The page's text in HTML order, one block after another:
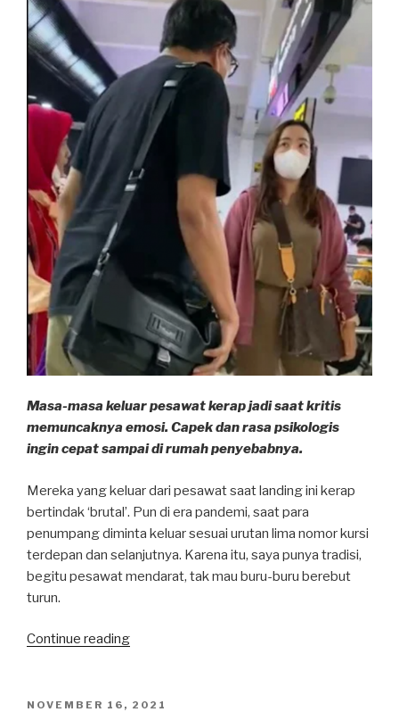
Cyber!”
Masa-masa keluar pesawat kerap jadi saat kritis
memuncaknya emosi. Capek dan rasa psikologis
ingin cepat sampai di rumah penyebabnya.
Mereka yang keluar dari pesawat saat landing ini kerap
bertindak ‘brutal’. Pun di era pandemi, saat para
penumpang diminta keluar sesuai urutan lima nomor kursi
terdepan dan selanjutnya. Karena itu, saya punya tradisi,
begitu pesawat mendarat, tak mau buru-buru berebut
turun.
Continue reading“Berakhirnya
dan
POSTED
NOVEMBER 16, 2021